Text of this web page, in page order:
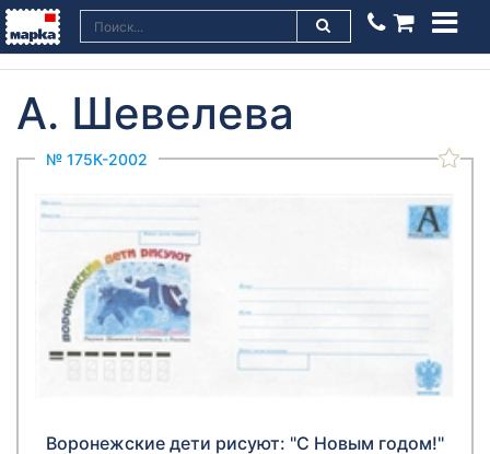
А. Шевелева
№ 175К-2002
Воронежские дети рисуют: "С Новым годом!"